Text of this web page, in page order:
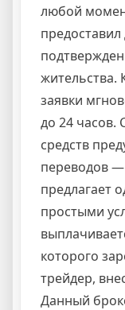
любой
жительства.
заявки
до 24 часов.
средств
переводов
предлагает
простыми
которого
трейдер,
Данный